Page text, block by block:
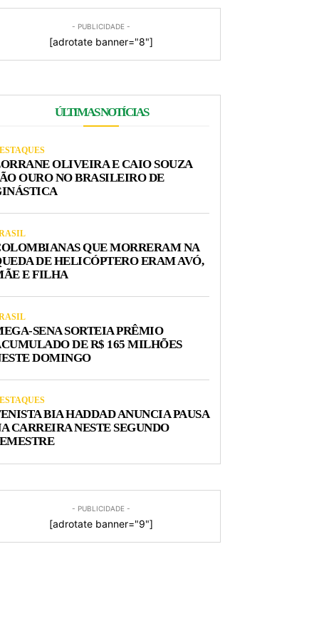
- PUBLICIDADE -
[adrotate banner="8"]
ÚLTIMAS NOTÍCIAS
OLIVEIRA E CAIO SOUZA
OURO NO BRASILEIRO DE
QUE MORRERAM NA
DE HELICÓPTERO ERAM AVÓ,
E FILHA
SENA SORTEIA PRÊMIO
DE R$ 165 MILHÕES
DOMINGO
BIA HADDAD ANUNCIA PAUSA
CARREIRA NESTE SEGUNDO
- PUBLICIDADE -
[adrotate banner="9"]